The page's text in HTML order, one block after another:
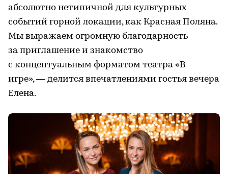
абсолютно нетипичной для культурных
событий горной локации, как Красная Поляна.
Мы выражаем огромную благодарность
за приглашение и знакомство
с концептуальным форматом театра «В
игре», — делится впечатлениями гостья вечера
Елена.